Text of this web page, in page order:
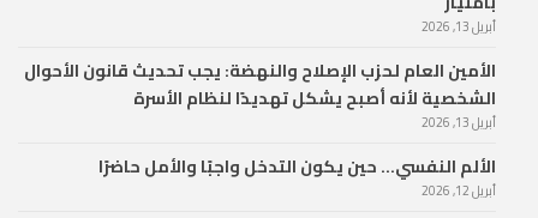
أبريل 13, 2026
الأمين العام لحزب الإصلاح والنهضة: يجب تحديث قانون الأحوال
الشخصية لأنه أصبح يشكل تهديدًا لنظام الأسرة
أبريل 13, 2026
الألم النفسي… حين يكون التدخل واجبًا والأمل حاضرًا
أبريل 12, 2026